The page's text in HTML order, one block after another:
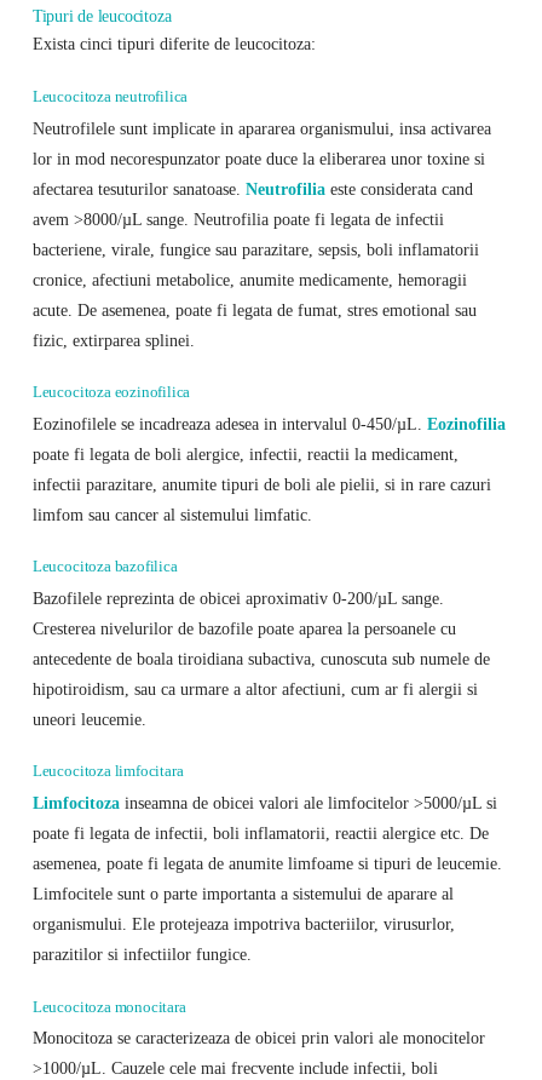
Tipuri de leucocitoza
Exista cinci tipuri diferite de leucocitoza:
Leucocitoza neutrofilica
Neutrofilele sunt implicate in apararea organismului, insa activarea
lor in mod necorespunzator poate duce la eliberarea unor toxine si
afectarea tesuturilor sanatoase. Neutrofiliaeste considerata cand
avem >8000/µL sange. Neutrofilia poate fi legata de infectii
bacteriene, virale, fungice sau parazitare, sepsis, boli inflamatorii
cronice, afectiuni metabolice, anumite medicamente, hemoragii
acute. De asemenea, poate fi legata de fumat, stres emotional sau
fizic, extirparea splinei.
Leucocitoza eozinofilica
Eozinofilele se incadreaza adesea in intervalul 0-450/µL. Eozinofilia
poate fi legata de boli alergice, infectii, reactii la medicament,
infectii parazitare, anumite tipuri de boli ale pielii, si in rare cazuri
limfom sau cancer al sistemului limfatic.
Leucocitoza bazofilica
Bazofilele reprezinta de obicei aproximativ 0-200/µL sange.
Cresterea nivelurilor de bazofile poate aparea la persoanele cu
antecedente de boala tiroidiana subactiva, cunoscuta sub numele de
hipotiroidism, sau ca urmare a altor afectiuni, cum ar fi alergii si
uneori leucemie.
Leucocitoza limfocitara
Limfocitozainseamna de obicei valori ale limfocitelor >5000/µL si
poate fi legata de infectii, boli inflamatorii, reactii alergice etc. De
asemenea, poate fi legata de anumite limfoame si tipuri de leucemie.
Limfocitele sunt o parte importanta a sistemului de aparare al
organismului. Ele protejeaza impotriva bacteriilor, virusurlor,
parazitilor si infectiilor fungice.
Leucocitoza monocitara
Monocitoza se caracterizeaza de obicei prin valori ale monocitelor
>1000/µL. Cauzele cele mai frecvente include infectii, boli